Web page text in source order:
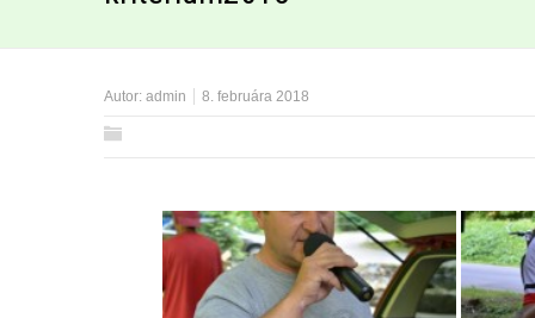
Autor: admin 8. februára 2018